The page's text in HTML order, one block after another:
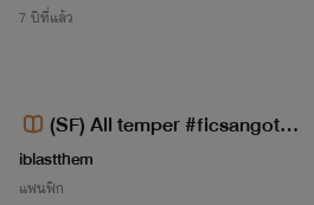
7 ปีที่แล้ว
(SF) All temper #ficsangot7
รวมฟิคสั้น
iblastthem
แฟนฟิก